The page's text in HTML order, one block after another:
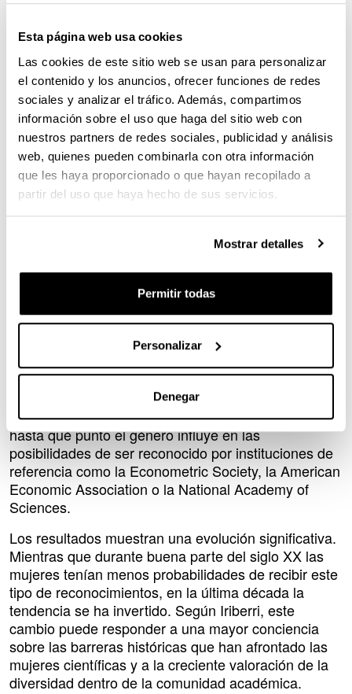
Esta página web usa cookies
Las cookies de este sitio web se usan para personalizar
el contenido y los anuncios, ofrecer funciones de redes
sociales y analizar el tráfico. Además, compartimos
información sobre el uso que haga del sitio web con
nuestros partners de redes sociales, publicidad y análisis
web, quienes pueden combinarla con otra información
que les haya proporcionado o que hayan recopilado a
partir del uso que haya hecho de sus servicios.
Mostrar detalles
Permitir todas
Personalizar
Denegar
investigaciones sobre las desigualdades de género
en la carrera académica y profesional. Sus
aportaciones han ayudado a comprender mejor
cómo las expectativas, los incentivos y los procesos
de evaluación pueden afectar de forma diferente a
mujeres y hombres.
Precisamente, una parte fundamental de su carrera
científica se ha centrado en analizar las barreras que
todavía encuentran las mujeres en determinados
ámbitos profesionales. Una inquietud que surgió
desde sus primeros años como investigadora.
“Cuando asistía a seminarios y congresos veía que
apenas había mujeres. Aquello me llevó a
profesión y por qué la presencia femenina era tan
Entre sus investigaciones más recientes destaca un
trabajo desarrollado junto a los economistas David
Card, Stefano DellaVigna y Patricia Funk sobre los
mecanismos de reconocimiento de la excelencia
científica en las principales asociaciones
internacionales de Economía. El estudio analiza
hasta qué punto el género influye en las
posibilidades de ser reconocido por instituciones de
referencia como la Econometric Society, la American
Economic Association o la National Academy of
Sciences.
Los resultados muestran una evolución significativa.
Mientras que durante buena parte del siglo XX las
mujeres tenían menos probabilidades de recibir este
tipo de reconocimientos, en la última década la
tendencia se ha invertido. Según Iriberri, este
cambio puede responder a una mayor conciencia
sobre las barreras históricas que han afrontado las
mujeres científicas y a la creciente valoración de la
diversidad dentro de la comunidad académica.